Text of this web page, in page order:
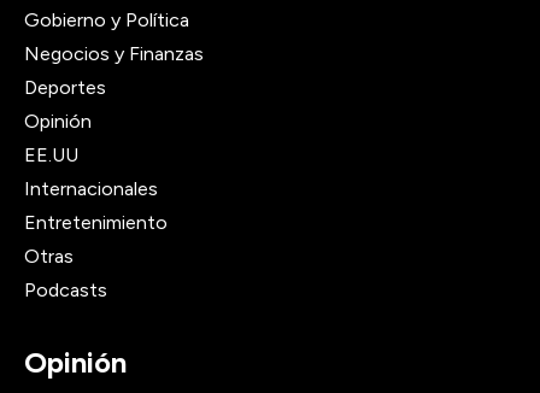
Gobierno y Política
Negocios y Finanzas
Deportes
Opinión
EE.UU
Internacionales
Entretenimiento
Otras
Podcasts
Opinión